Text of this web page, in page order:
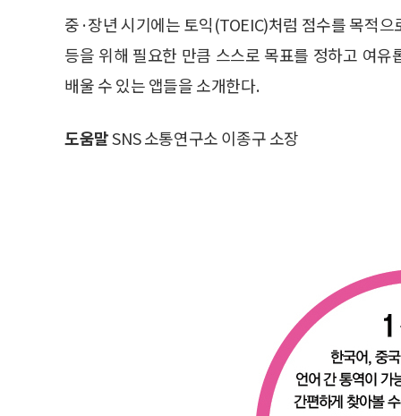
중·장년 시기에는 토익(TOEIC)처럼 점수를 목적
등을 위해 필요한 만큼 스스로 목표를 정하고 여
배울 수 있는 앱들을 소개한다.
도움말SNS 소통연구소 이종구 소장